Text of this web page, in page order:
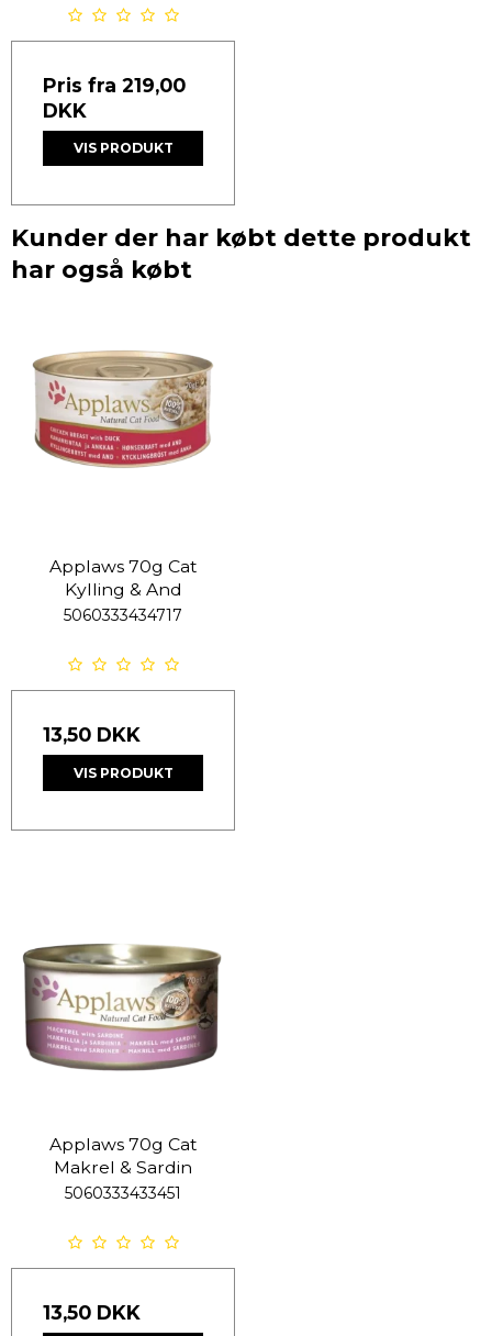
Pris fra 219,00
DKK
VIS PRODUKT
Kunder der har købt dette produkt
har også købt
Applaws 70g Cat
Kylling & And
5060333434717
13,50 DKK
VIS PRODUKT
Applaws 70g Cat
Makrel & Sardin
5060333433451
13,50 DKK